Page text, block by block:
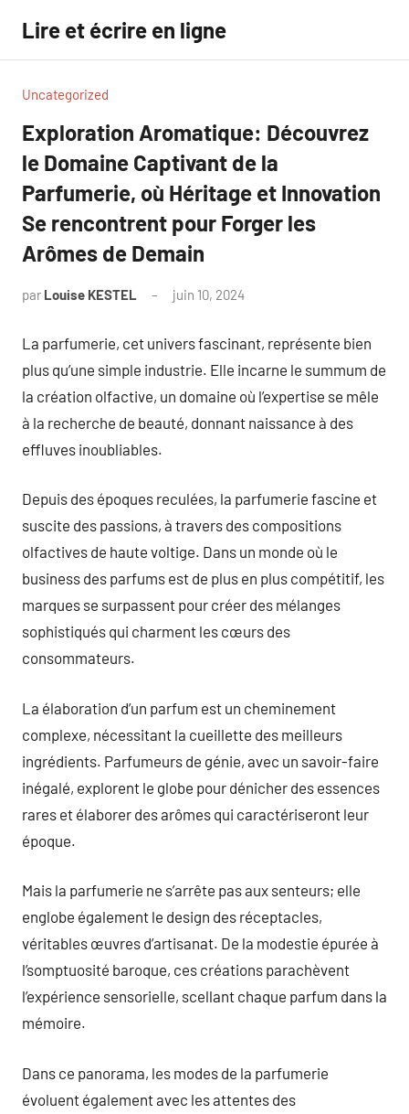
contenu
Lire et écrire en ligne
Uncategorized
Exploration Aromatique: Découvrez
le Domaine Captivant de la
Parfumerie, où Héritage et Innovation
Se rencontrent pour Forger les
Arômes de Demain
par Louise KESTEL juin 10, 2024
La parfumerie, cet univers fascinant, représente bien
plus qu’une simple industrie. Elle incarne le summum de
la création olfactive, un domaine où l’expertise se mêle
à la recherche de beauté, donnant naissance à des
effluves inoubliables.
Depuis des époques reculées, la parfumerie fascine et
suscite des passions, à travers des compositions
olfactives de haute voltige. Dans un monde où le
business des parfums est de plus en plus compétitif, les
marques se surpassent pour créer des mélanges
sophistiqués qui charment les cœurs des
consommateurs.
La élaboration d’un parfum est un cheminement
complexe, nécessitant la cueillette des meilleurs
ingrédients. Parfumeurs de génie, avec un savoir-faire
inégalé, explorent le globe pour dénicher des essences
rares et élaborer des arômes qui caractériseront leur
époque.
Mais la parfumerie ne s’arrête pas aux senteurs; elle
englobe également le design des réceptacles,
véritables œuvres d’artisanat. De la modestie épurée à
l’somptuosité baroque, ces créations parachèvent
l’expérience sensorielle, scellant chaque parfum dans la
mémoire.
Dans ce panorama, les modes de la parfumerie
évoluent également avec les attentes des